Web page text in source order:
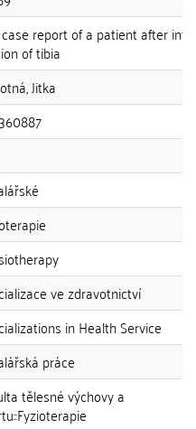
report of a patient after
of tibia
Jitka
ve zdravotnictví
in Health Service
práce
tělesné výchovy a